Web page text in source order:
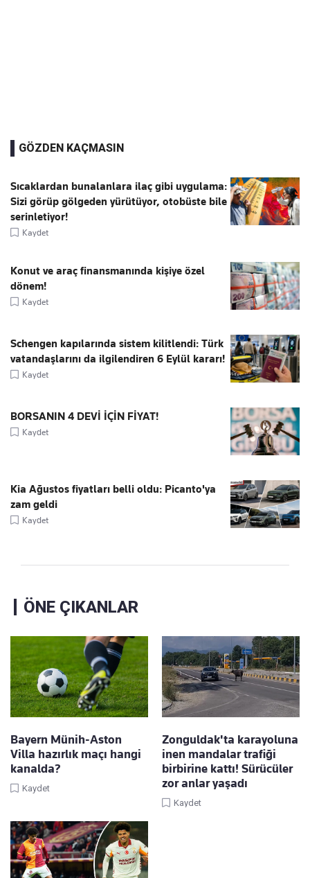
GÖZDEN KAÇMASIN
Sıcaklardan bunalanlara ilaç gibi uygulama:
Sizi görüp gölgeden yürütüyor, otobüste bile
serinletiyor!
Kaydet
Konut ve araç finansmanında kişiye özel
dönem!
Kaydet
Schengen kapılarında sistem kilitlendi: Türk
vatandaşlarını da ilgilendiren 6 Eylül kararı!
Kaydet
BORSANIN 4 DEVİ İÇİN FİYAT!
Kaydet
Kia Ağustos fiyatları belli oldu: Picanto'ya
zam geldi
Kaydet
ÖNE ÇIKANLAR
Bayern Münih-Aston
Villa hazırlık maçı hangi
kanalda?
Kaydet
Zonguldak'ta karayoluna
inen mandalar trafiği
birbirine kattı! Sürücüler
zor anlar yaşadı
Kaydet